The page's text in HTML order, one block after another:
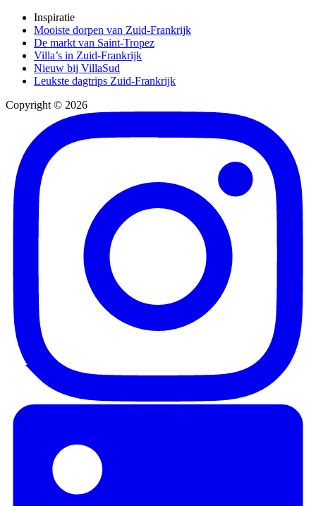
Inspiratie
Mooiste dorpen van Zuid-Frankrijk
De markt van Saint-Tropez
Villa’s in Zuid-Frankrijk
Nieuw bij VillaSud
Leukste dagtrips Zuid-Frankrijk
Copyright © 2026